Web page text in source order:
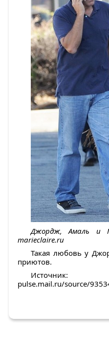
Джордж, Амаль и
marieclaire.ru
Такая любовь у
приютов.
Источник:
pulse.mail.ru/source/